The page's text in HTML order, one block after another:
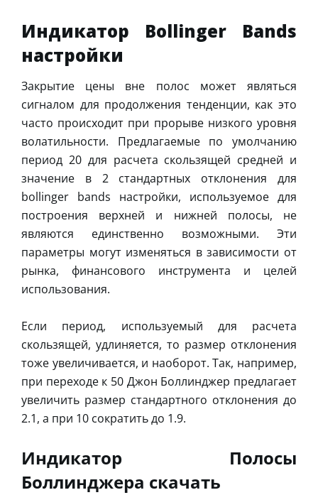
Индикатор Bollinger Bands
настройки
Закрытие цены вне полос может являться
сигналом для продолжения тенденции, как это
часто происходит при прорыве низкого уровня
волатильности. Предлагаемые по умолчанию
период 20 для расчета скользящей средней и
значение в 2 стандартных отклонения для
bollinger bands настройки, используемое для
построения верхней и нижней полосы, не
являются единственно возможными. Эти
параметры могут изменяться в зависимости от
рынка, финансового инструмента и целей
использования.
Если период, используемый для расчета
скользящей, удлиняется, то размер отклонения
тоже увеличивается, и наоборот. Так, например,
при переходе к 50 Джон Боллинджер предлагает
увеличить размер стандартного отклонения до
2.1, а при 10 сократить до 1.9.
Индикатор Полосы
Боллинджера скачать